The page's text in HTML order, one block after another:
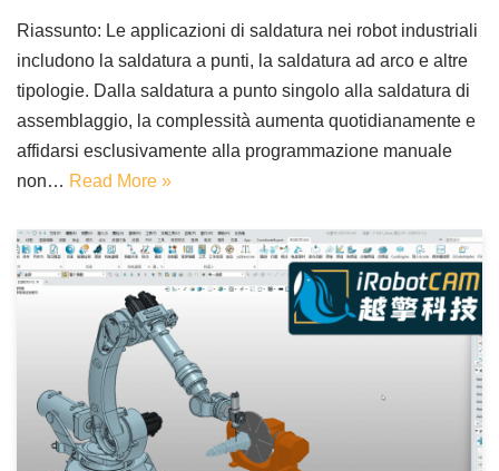
Riassunto: Le applicazioni di saldatura nei robot industriali
includono la saldatura a punti, la saldatura ad arco e altre
tipologie. Dalla saldatura a punto singolo alla saldatura di
assemblaggio, la complessità aumenta quotidianamente e
affidarsi esclusivamente alla programmazione manuale
non… Read More »